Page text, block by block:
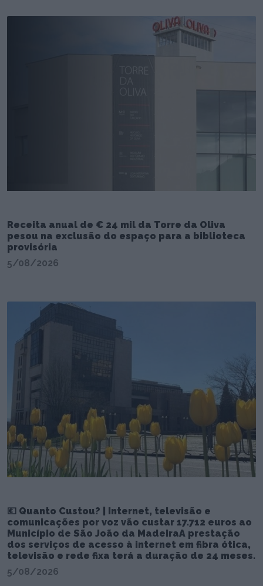
Receita anual de € 24 mil da Torre da Oliva
pesou na exclusão do espaço para a biblioteca
provisória
5/08/2026
💶 Quanto Custou? | Internet, televisão e
comunicações por voz vão custar 17.712 euros ao
Município de São João da MadeiraA prestação
dos serviços de acesso à internet em fibra ótica,
televisão e rede fixa terá a duração de 24 meses.
5/08/2026